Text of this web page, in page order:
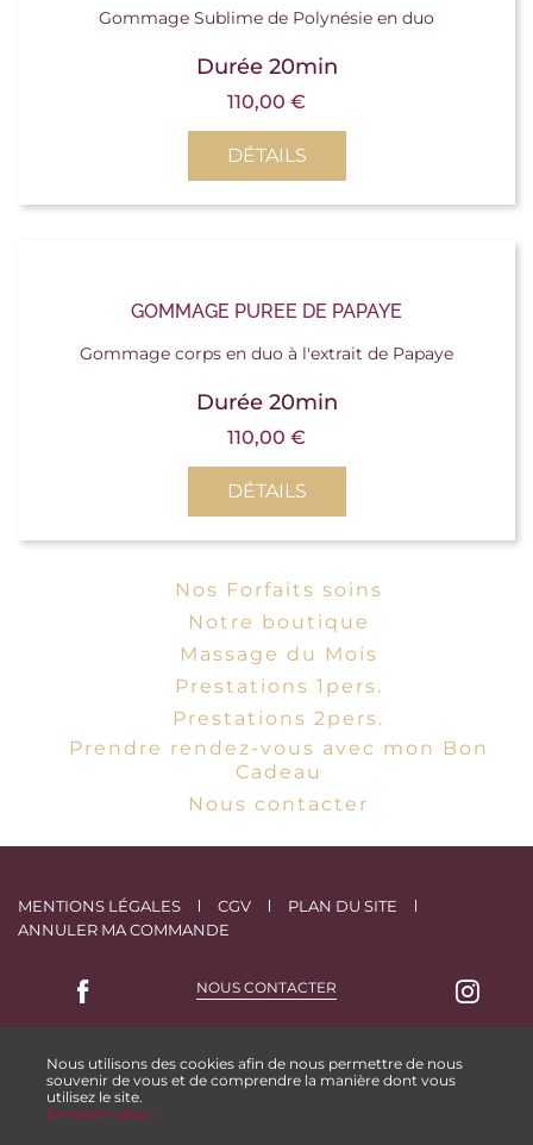
Nous utilisons des cookies afin de nous permettre de nous
souvenir de vous et de comprendre la manière dont vous
utilisez le site.
En savoir plus ›
Gommage Sublime de Polynésie en duo
Durée 20min
110,00 €
DÉTAILS
GOMMAGE PUREE DE PAPAYE
Gommage corps en duo à l'extrait de Papaye
Durée 20min
110,00 €
DÉTAILS
Nos Forfaits soins
Notre boutique
Massage du Mois
Prestations 1pers.
Prestations 2pers.
Prendre rendez-vous avec mon Bon
Cadeau
Nous contacter
MENTIONS LÉGALES CGV
PLAN DU SITE
ANNULER MA COMMANDE
NOUS CONTACTER
webdesign > creation web > developpement > SEO
rendez-vous en ligne, gestion stock, gestion spa urbain, spa hôtelier, crm, erp